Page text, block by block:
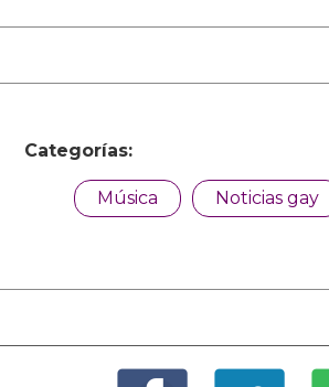
Categorías:
Música Noticias gay